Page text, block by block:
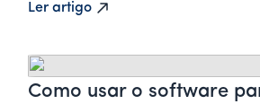
Ler artigo
Como usar o software